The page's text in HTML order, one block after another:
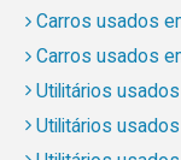
Carros usados
Carros usados
Utilitários
Utilitários